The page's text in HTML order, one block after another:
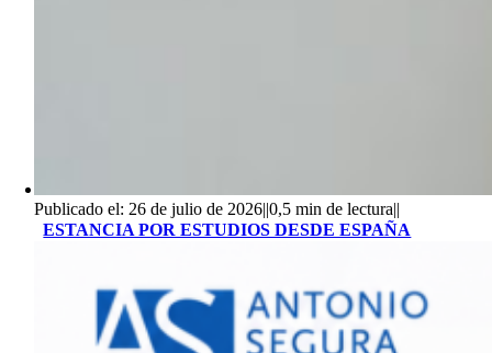
Publicado el: 26 de julio de 2026||0,5 min de lectura||
ESTANCIA POR ESTUDIOS DESDE ESPAÑA